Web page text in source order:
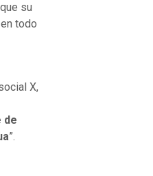
su
todo
X,
de
”.